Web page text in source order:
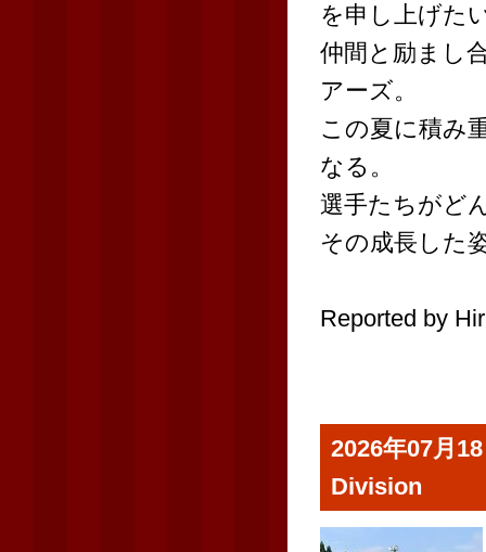
を申し上げた
仲間と励まし
アーズ。
この夏に積み
なる。
選手たちがど
その成長した
Reported by
2026年07月
Division